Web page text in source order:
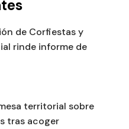
de Corfiestas y
rinde informe de
territorial sobre
tras acoger